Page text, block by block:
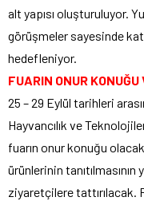
alt yapısı oluşturuluyor.
görüşmeler sayesinde
hedefleniyor.
FUARIN ONUR
25 – 29 Eylül tarihleri
Hayvancılık ve
fuarın onur konuğu
ürünlerinin tanıtılmasının
ziyaretçilere tattırılacak.